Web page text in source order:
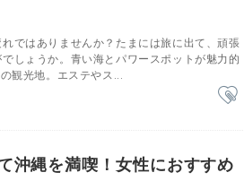
ではありませんか？たまには旅に出て、頑張
しょうか。青い海とパワースポットが魅力的
観光地。エステやス...
沖縄を満喫！女性におすすめ